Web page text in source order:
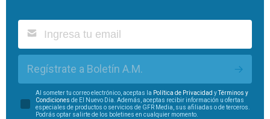
Regístrate a Boletín A.M.
Al someter tu correo electrónico, aceptas la Política de Privacidad y
Términos y
Condiciones de El Nuevo Día. Además, aceptas recibir información u ofertas
especiales de productos o servicios de GFR Media, sus afiliadas o de terceros.
Podrás optar salirte de los boletines en cualquier momento.